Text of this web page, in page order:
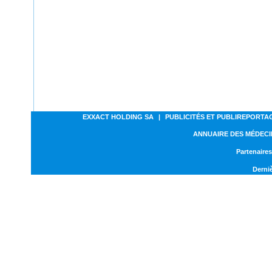
EXXACT HOLDING SA | PUBLICITÉS ET
ANNUAIRE DES